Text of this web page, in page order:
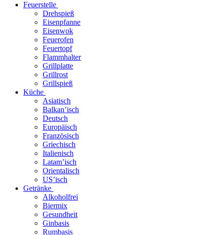
Feuerstelle
Drehspieß
Eisenpfanne
Eisenwok
Feuerofen
Feuertopf
Flammhalter
Grillplatte
Grillrost
Grillspieß
Küche
Asiatisch
Balkan’isch
Deutsch
Europäisch
Französisch
Griechisch
Italienisch
Latam’isch
Orientalisch
US’isch
Getränke
Alkoholfrei
Biermix
Gesundheit
Ginbasis
Rumbasis